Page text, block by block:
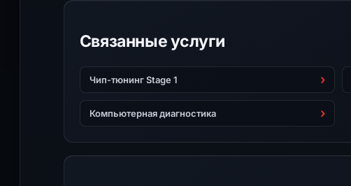
Связанные услуги
Чип-тюнинг Stage 1
Компьютерная диагностика